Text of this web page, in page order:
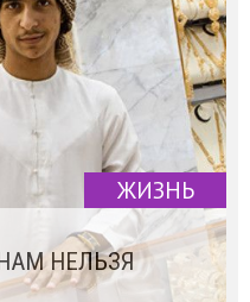
ЖИЗНЬ
НЕЛЬЗЯ